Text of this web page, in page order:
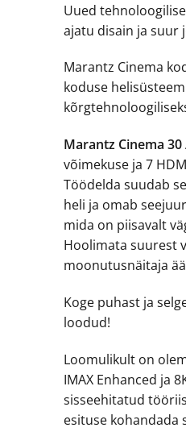
Uued
ajatu disain ja suur
Marantz Cinema
koduse
Marantz Cinema 30
võimekuse ja 7
Töödelda suudab
heli ja omab
mida on piisavalt
Hoolimata suurest
moonutusnäitaja
Koge puhast ja
loodud!
Loomulikult on
IMAX Enhanced ja
sisseehitatud
esituse kohandada